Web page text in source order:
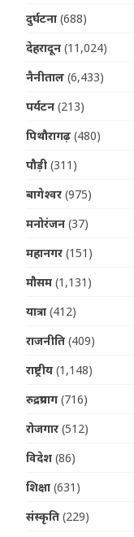
दुर्घटना (688)
देहरादून (11,024)
नैनीताल (6,433)
पर्यटन (213)
पिथौरागढ़ (480)
पौड़ी (311)
बागेश्वर (975)
मनोरंजन (37)
महानगर (151)
मौसम (1,131)
यात्रा (412)
राजनीति (409)
राष्ट्रीय (1,148)
रुद्रप्रयाग (716)
रोजगार (512)
विदेश (86)
शिक्षा (631)
संस्कृति (229)